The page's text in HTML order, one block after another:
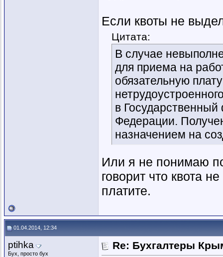
Если квоты не
Цитата:
В случае
для приема на
обязательную
в
Федерации.
назначением на
Или я не понимаю
говорит что квота
платите.
01.04.2014, 12:34
ptihka
Бух, просто бух
Re: Бухгалтеры